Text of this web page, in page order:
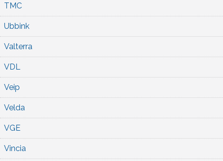
TMC
Ubbink
Valterra
VDL
Veip
Velda
VGE
Vincia